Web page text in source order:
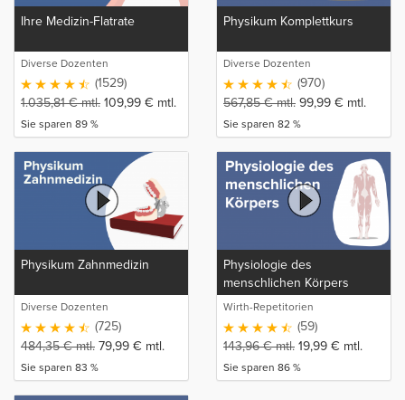
Ihre Medizin-Flatrate
Diverse Dozenten
(1529)
1.035,81€mtl. 109,99 € mtl.
Sie sparen 89 %
Physikum Komplettkurs
Diverse Dozenten
(970)
567,85€mtl. 99,99 € mtl.
Sie sparen 82 %
Physikum Zahnmedizin
Diverse Dozenten
(725)
484,35€mtl. 79,99 € mtl.
Sie sparen 83 %
Physiologie des
menschlichen Körpers
Wirth-Repetitorien
(59)
143,96€mtl. 19,99 € mtl.
Sie sparen 86 %